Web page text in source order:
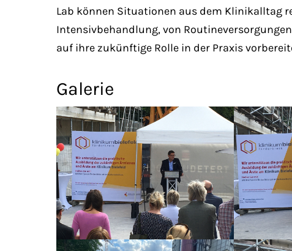
Lab können Situationen aus dem Klinikalltag
Intensivbehandlung, von
auf ihre zukünftige Rolle in der Praxis
Galerie